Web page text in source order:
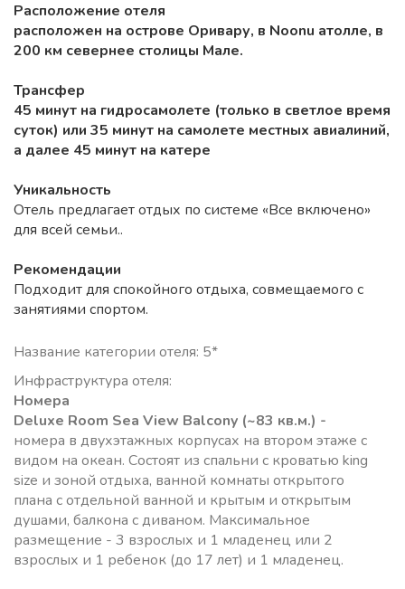
Расположение отеля
расположен на острове Оривару, в Noonu атолле, в
200 км севернее столицы Мале.
Трансфер
45 минут на гидросамолете (только в светлое время
суток) или 35 минут на самолете местных авиалиний,
а далее 45 минут на катере
Уникальность
Отель предлагает отдых по системе «Все включено»
для всей семьи..
Рекомендации
Подходит для спокойного отдыха, совмещаемого с
занятиями спортом.
Название категории отеля: 5*
Инфраструктура отеля:
Номера
Deluxe Room Sea View Balcony (~83 кв.м.) -
номера в двухэтажных корпусах на втором этаже с
видом на океан. Состоят из спальни с кроватью king
size и зоной отдыха, ванной комнаты открытого
плана с отдельной ванной и крытым и открытым
душами, балкона с диваном. Максимальное
размещение - 3 взрослых и 1 младенец или 2
взрослых и 1 ребенок (до 17 лет) и 1 младенец.